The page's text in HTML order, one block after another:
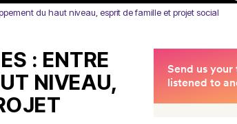
Bande
808
#6
Part.
2
Rencontre
avec
Augusta
en
direct
RAJE
fait
son
festival
-
Conférence
de
presse
du haut niveau, esprit de famille et projet social
: ENTRE
NIVEAU,